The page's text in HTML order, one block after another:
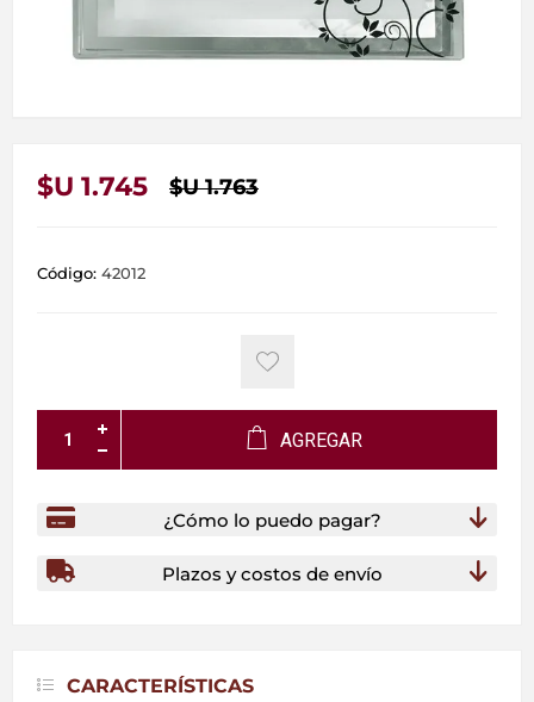
$U 1.745 $U 1.763
Código: 42012
AGREGAR
¿Cómo lo puedo pagar?
Plazos y costos de envío
CARACTERÍSTICAS